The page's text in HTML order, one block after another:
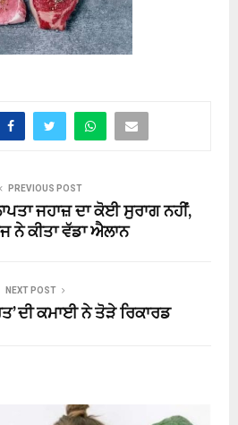
PREVIOUS POST
ਜਹਾਜ਼ ਦਾ ਕੋਈ ਸੁਰਾਗ ਨਹੀਂ,
ਨੇ ਕੀਤਾ ਵੱਡਾ ਐਲਾਨ
NEXT POST
ਦੀ ਕਮਾਈ ਨੇ ਤੋੜੇ ਰਿਕਾਰਡ